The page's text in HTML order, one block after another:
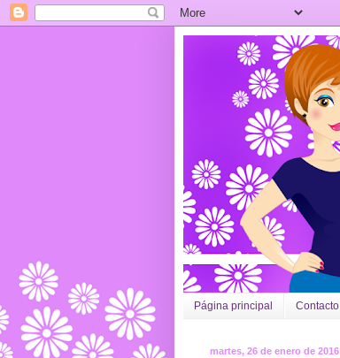
Página principal Contacto
martes, 26 de enero de 2016